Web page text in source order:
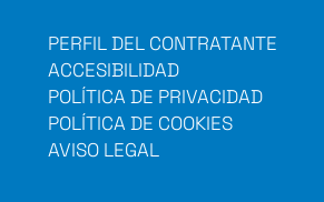
PERFIL DEL CONTRATANTE
ACCESIBILIDAD
POLÍTICA DE PRIVACIDAD
POLÍTICA DE COOKIES
AVISO LEGAL